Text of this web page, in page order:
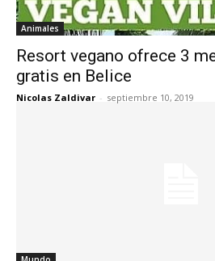
Animales
Resort vegano ofrece 3
gratis en Belice
Nicolas Zaldivar - septiembre 10, 2019